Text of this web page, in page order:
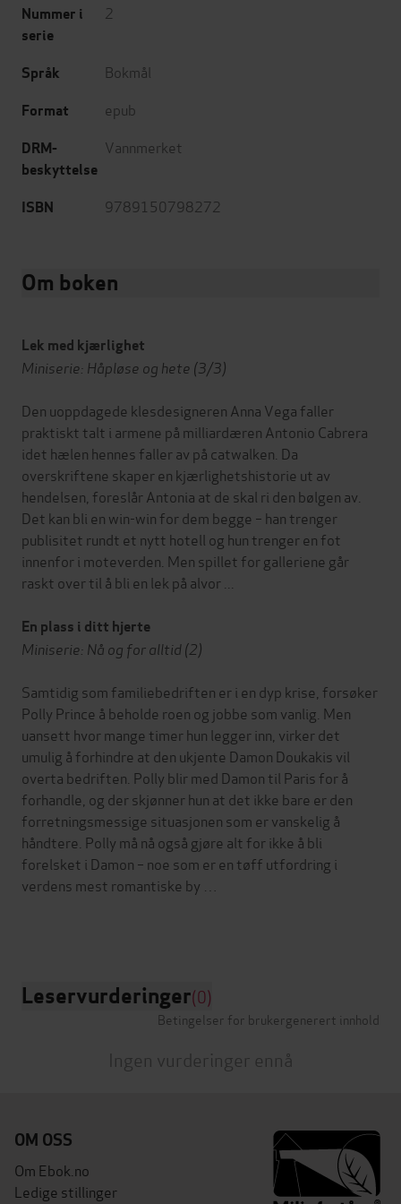
Nummer i
serie
2
Språk Bokmål
Format epub
DRM-
beskyttelse
Vannmerket
ISBN 9789150798272
Om boken
Lek med kjærlighet
Miniserie: Håpløse og hete (3/3)
Den uoppdagede klesdesigneren Anna Vega faller
praktiskt talt i armene på milliardæren Antonio Cabrera
idet hælen hennes faller av på catwalken. Da
overskriftene skaper en kjærlighetshistorie ut av
hendelsen, foreslår Antonia at de skal ri den bølgen av.
Det kan bli en win-win for dem begge – han trenger
publisitet rundt et nytt hotell og hun trenger en fot
innenfor i moteverden. Men spillet for galleriene går
raskt over til å bli en lek på alvor ...
En plass i ditt hjerte
Miniserie: Nå og for alltid (2)
Samtidig som familiebedriften er i en dyp krise, forsøker
Polly Prince å beholde roen og jobbe som vanlig. Men
uansett hvor mange timer hun legger inn, virker det
umulig å forhindre at den ukjente Damon Doukakis vil
overta bedriften. Polly blir med Damon til Paris for å
forhandle, og der skjønner hun at det ikke bare er den
forretningsmessige situasjonen som er vanskelig å
håndtere. Polly må nå også gjøre alt for ikke å bli
forelsket i Damon – noe som er en tøff utfordring i
verdens mest romantiske by …
Leservurderinger(0)
Betingelser for brukergenerert innhold
Ingen vurderinger ennå
OM OSS
Om Ebok.no
Ledige stillinger